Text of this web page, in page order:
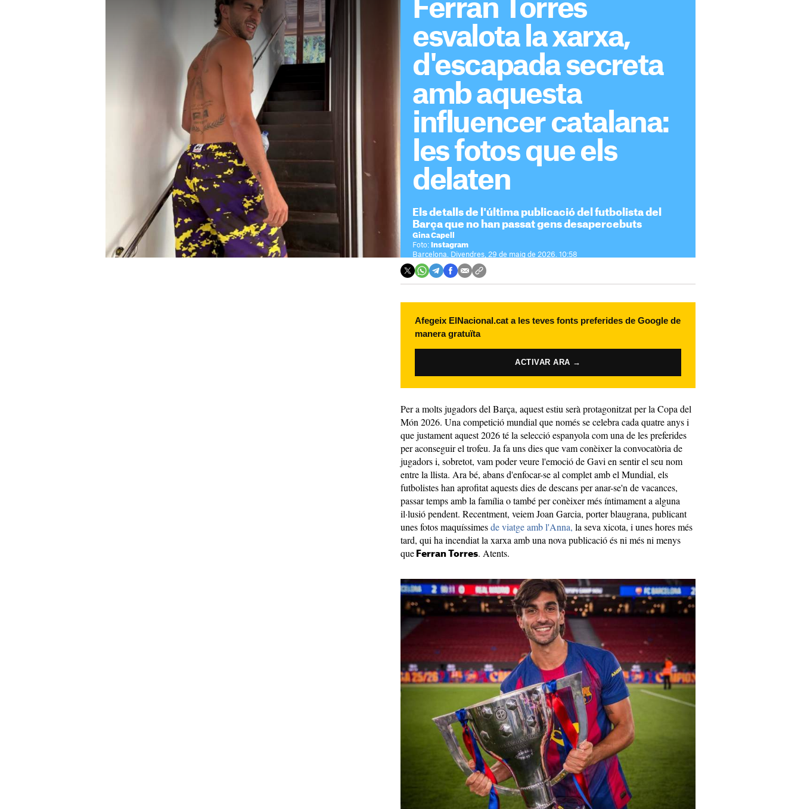
Ferran Torres
esvalota la xarxa,
d'escapada secreta
amb aquesta
influencer catalana:
les fotos que els
delaten
Els detalls de l'última publicació del futbolista del
Barça que no han passat gens desapercebuts
Gina Capell
Foto: Instagram
Barcelona. Divendres, 29 de maig de 2026. 10:58
Temps de lectura: 2 minuts
Afegeix ElNacional.cat a les teves fonts preferides de Google de
manera gratuïta
ACTIVAR ARA →
Per a molts jugadors del Barça, aquest estiu serà protagonitzat per la Copa del
Món 2026. Una competició mundial que només se celebra cada quatre anys i
que justament aquest 2026 té la selecció espanyola com una de les preferides
per aconseguir el trofeu. Ja fa uns dies que vam conèixer la convocatòria de
jugadors i, sobretot, vam poder veure l'emoció de Gavi en sentir el seu nom
entre la llista. Ara bé, abans d'enfocar-se al complet amb el Mundial, els
futbolistes han aprofitat aquests dies de descans per anar-se'n de vacances,
passar temps amb la família o també per conèixer més íntimament a alguna
il·lusió pendent. Recentment, veiem Joan Garcia, porter blaugrana, publicant
unes fotos maquíssimesde viatge amb l'Anna, la seva xicota, i unes hores més
tard, qui ha incendiat la xarxa amb una nova publicació és ni més ni menys
que Ferran Torres. Atents.